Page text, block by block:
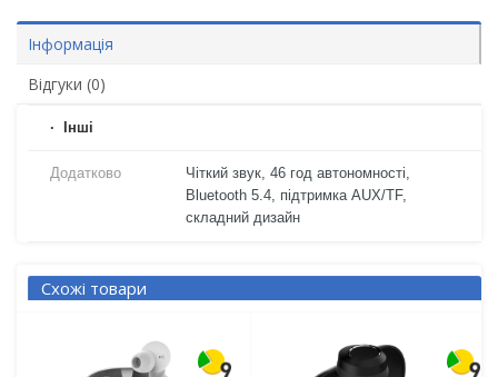
Інформація
Відгуки (0)
Iнші
Додатково
Чіткий звук, 46 год автономності,
Bluetooth 5.4, підтримка AUX/TF,
складний дизайн
Схожі товари